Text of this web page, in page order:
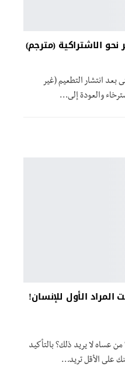
الاشتراكية (مترجم)
انتشار التطعيم (غير
والعودة إلى…
الأول للإنسان!
عساه لا يريد ذلك؟ بالتأكيد
على الأقل تريد…